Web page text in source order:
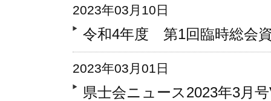
2023年03月10日
令和4年度 第1回臨時総会
2023年03月01日
県士会ニュース2023年3月